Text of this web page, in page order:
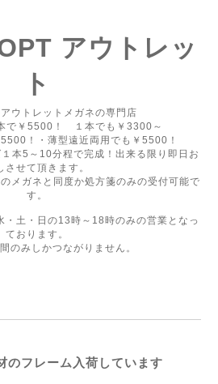
アウトレッ
ト
ウトレットメガネの専門店
で￥5500！ １本でも￥3300～
！・薄型遠近両用でも￥5500！
本5～10分程で完成！出来る限り即日お
させて頂きます。
メガネと同度か処方箋のみの受付可能で
す。
土・日の13時～18時のみの営業となっ
ております。
のみしかつながりません。
のフレーム入荷しています